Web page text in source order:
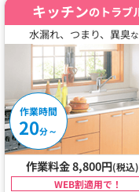
キッチンのトラブ
水漏れ、つまり、異臭
作業時間
20分～
作業料金 8,800円(税込)
WEB割適用で！